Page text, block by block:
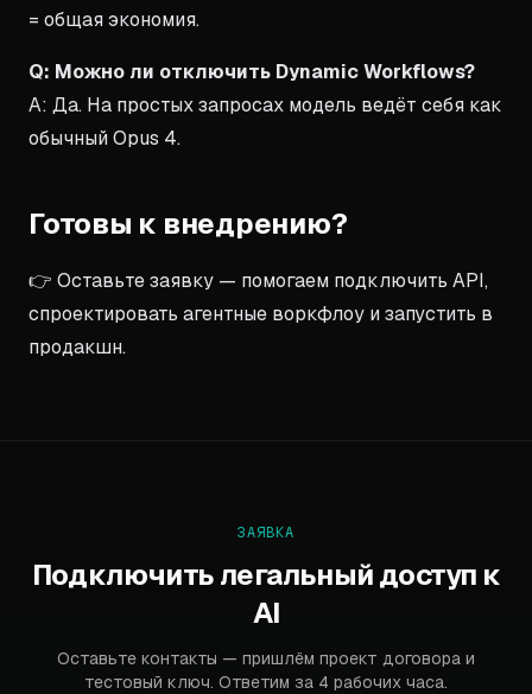
= общая экономия.
Q: Можно ли отключить Dynamic Workflows?
A: Да. На простых запросах модель ведёт себя как
обычный Opus 4.
Готовы к внедрению?
👉 Оставьте заявку — помогаем подключить API,
спроектировать агентные воркфлоу и запустить в
продакшн.
ЗАЯВКА
Подключить легальный доступ к
AI
Оставьте контакты — пришлём проект договора и
тестовый ключ. Ответим за 4 рабочих часа.